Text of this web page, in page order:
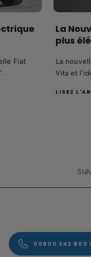
Fiat
La
plus
La
Vita et
LISEZ
00800 342 800